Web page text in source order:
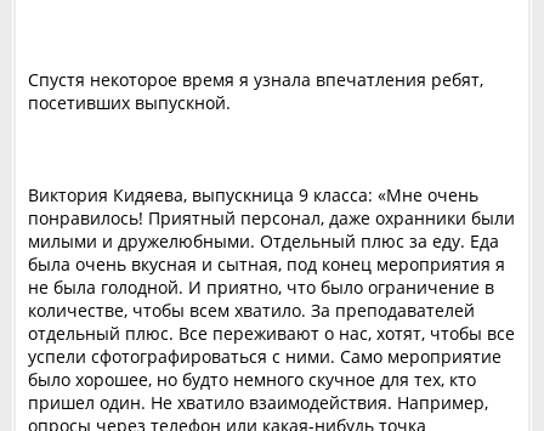
Спустя некоторое время я узнала впечатления ребят,
посетивших выпускной.
Виктория Кидяева, выпускница 9 класса: «Мне очень
понравилось! Приятный персонал, даже охранники были
милыми и дружелюбными. Отдельный плюс за еду. Еда
была очень вкусная и сытная, под конец мероприятия я
не была голодной. И приятно, что было ограничение в
количестве, чтобы всем хватило. За преподавателей
отдельный плюс. Все переживают о нас, хотят, чтобы все
успели сфотографироваться с ними. Само мероприятие
было хорошее, но будто немного скучное для тех, кто
пришел один. Не хватило взаимодействия. Например,
опросы через телефон или какая-нибудь точка